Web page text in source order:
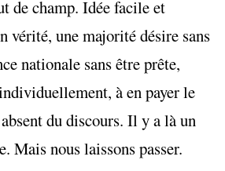
de champ. Idée facile et
vérité, une majorité désire sans
nationale sans être prête,
à en payer le
du discours. Il y a là un
Mais nous laissons passer.